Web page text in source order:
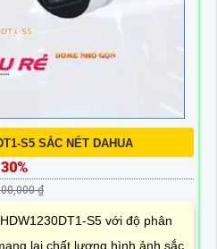
S5 SẮC NÉT DAHUA
30%
₫
S5 với độ phân
lại chất lượng hình ảnh sắc